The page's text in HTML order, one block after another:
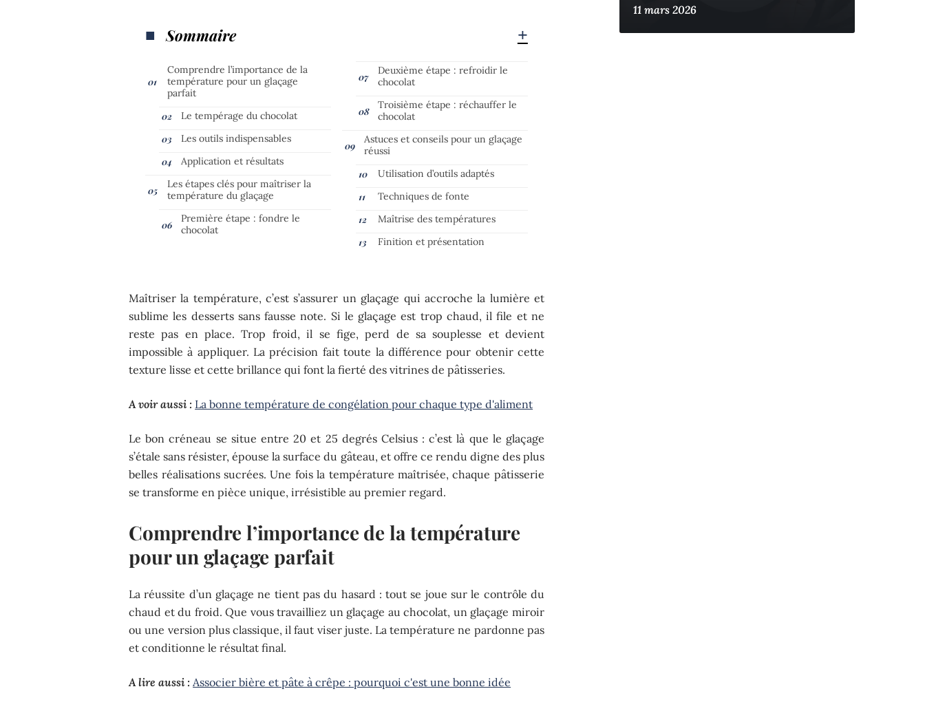
Sommaire
Comprendre l’importance de la
température pour un glaçage
parfait
Le tempérage du chocolat
Les outils indispensables
Application et résultats
Les étapes clés pour maîtriser la
température du glaçage
Première étape : fondre le
chocolat
Deuxième étape : refroidir le
chocolat
Troisième étape : réchauffer le
chocolat
Astuces et conseils pour un glaçage
réussi
Utilisation d’outils adaptés
Techniques de fonte
Maîtrise des températures
Finition et présentation
Maîtriser la température, c’est s’assurer un glaçage qui accroche la lumière et
sublime les desserts sans fausse note. Si le glaçage est trop chaud, il file et ne
reste pas en place. Trop froid, il se fige, perd de sa souplesse et devient
impossible à appliquer. La précision fait toute la différence pour obtenir cette
texture lisse et cette brillance qui font la fierté des vitrines de pâtisseries.
A voir aussi : La bonne température de congélation pour chaque type d'aliment
Le bon créneau se situe entre 20 et 25 degrés Celsius : c’est là que le glaçage
s’étale sans résister, épouse la surface du gâteau, et offre ce rendu digne des plus
belles réalisations sucrées. Une fois la température maîtrisée, chaque pâtisserie
se transforme en pièce unique, irrésistible au premier regard.
Comprendre l’importance de la température
pour un glaçage parfait
La réussite d’un glaçage ne tient pas du hasard : tout se joue sur le contrôle du
chaud et du froid. Que vous travailliez un glaçage au chocolat, un glaçage miroir
ou une version plus classique, il faut viser juste. La température ne pardonne pas
et conditionne le résultat final.
A lire aussi : Associer bière et pâte à crêpe : pourquoi c'est une bonne idée
11 mars 2026